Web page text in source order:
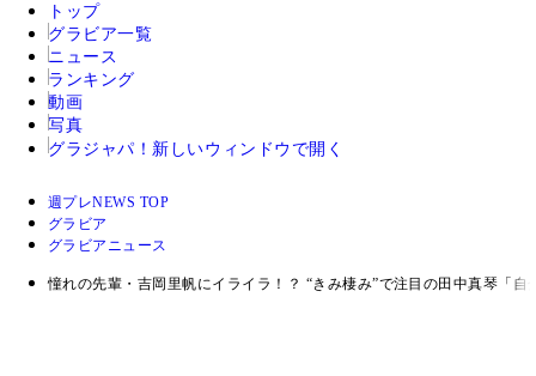
トップ
グラビア一覧
ニュース
ランキング
動画
写真
グラジャパ！ 新しいウィンドウで開く
週プレNEWS TOP
グラビア
グラビアニュース
憧れの先輩・吉岡里帆にイライラ！？ “きみ棲み”で注目の田中真琴「